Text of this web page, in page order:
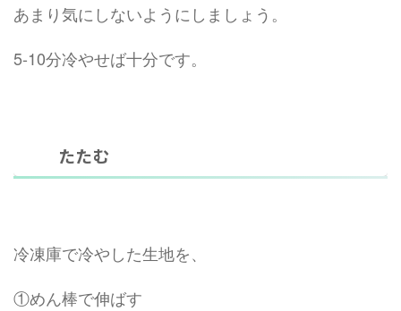
あまり気にしないようにしましょう。
5-10分冷やせば十分です。
たたむ
冷凍庫で冷やした生地を、
①めん棒で伸ばす